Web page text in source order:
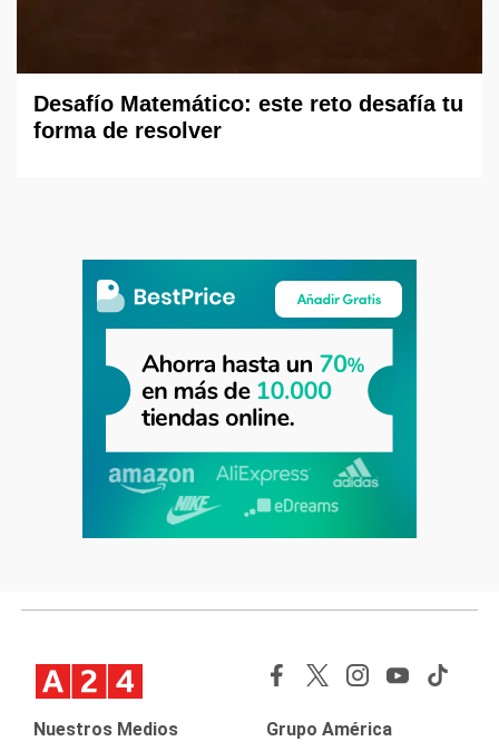
Desafío Matemático: este reto desafía tu
forma de resolver
Nuestros Medios Grupo América